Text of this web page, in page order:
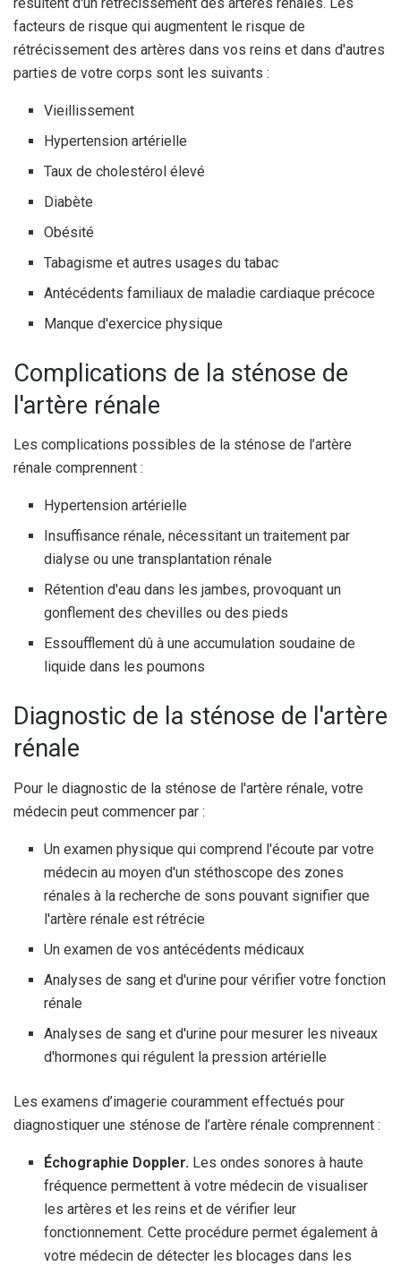
facteurs de risque qui augmentent le risque de
rétrécissement des artères dans vos reins et dans d'autres
parties de votre corps sont les suivants :
Vieillissement
Hypertension artérielle
Taux de cholestérol élevé
Diabète
Obésité
Tabagisme et autres usages du tabac
Antécédents familiaux de maladie cardiaque précoce
Manque d'exercice physique
Complications de la sténose de
l'artère rénale
Les complications possibles de la sténose de l’artère
rénale comprennent :
Hypertension artérielle
Insuffisance rénale, nécessitant un traitement par
dialyse ou une transplantation rénale
Rétention d'eau dans les jambes, provoquant un
gonflement des chevilles ou des pieds
Essoufflement dû à une accumulation soudaine de
liquide dans les poumons
Diagnostic de la sténose de l'artère
rénale
Pour le diagnostic de la sténose de l'artère rénale, votre
médecin peut commencer par :
Un examen physique qui comprend l'écoute par votre
médecin au moyen d'un stéthoscope des zones
rénales à la recherche de sons pouvant signifier que
l'artère rénale est rétrécie
Un examen de vos antécédents médicaux
Analyses de sang et d'urine pour vérifier votre fonction
rénale
Analyses de sang et d'urine pour mesurer les niveaux
d'hormones qui régulent la pression artérielle
Les examens d’imagerie couramment effectués pour
diagnostiquer une sténose de l’artère rénale comprennent :
Échographie Doppler. Les ondes sonores à haute
fréquence permettent à votre médecin de visualiser
les artères et les reins et de vérifier leur
fonctionnement. Cette procédure permet également à
votre médecin de détecter les blocages dans les